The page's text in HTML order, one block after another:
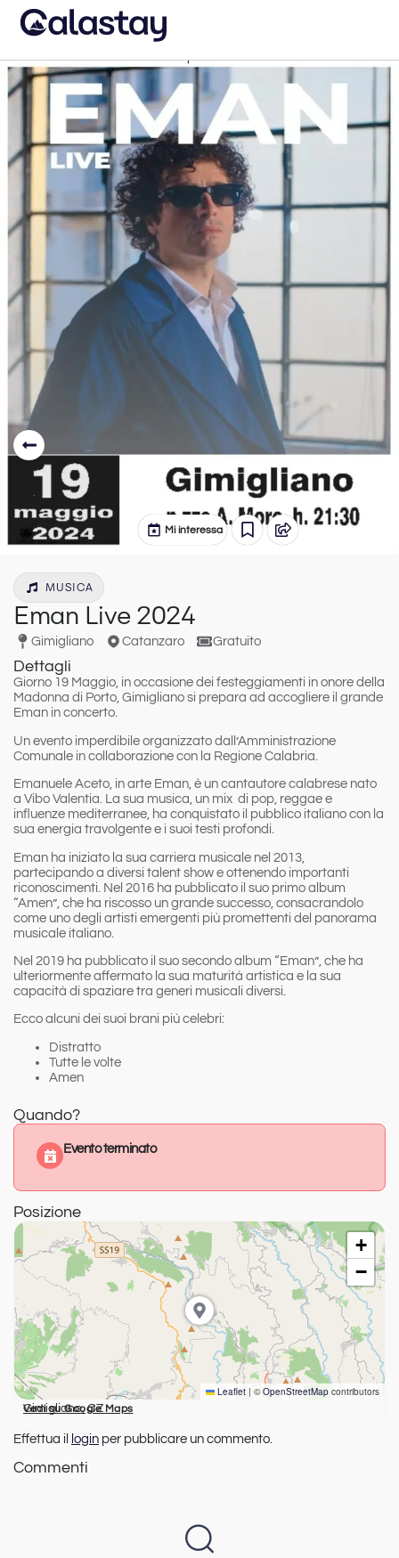
Mi interessa
MUSICA
Eman Live 2024
Gimigliano Catanzaro Gratuito
Dettagli
Giorno 19 Maggio, in occasione dei festeggiamenti in onore della
Madonna di Porto, Gimigliano si prepara ad accogliere il grande
Eman in concerto.
Un evento imperdibile organizzato dall’Amministrazione
Comunale in collaborazione con la Regione Calabria.
Emanuele Aceto, in arte Eman, è un cantautore calabrese nato
a Vibo Valentia. La sua musica, un mix di pop, reggae e
influenze mediterranee, ha conquistato il pubblico italiano con la
sua energia travolgente e i suoi testi profondi.
Eman ha iniziato la sua carriera musicale nel 2013,
partecipando a diversi talent show e ottenendo importanti
riconoscimenti. Nel 2016 ha pubblicato il suo primo album
“Amen” , che ha riscosso un grande successo, consacrandolo
come uno degli artisti emergenti più promettenti del panorama
musicale italiano.
Nel 2019 ha pubblicato il suo secondo album “Eman” , che ha
ulteriormente affermato la sua maturità artistica e la sua
capacità di spaziare tra generi musicali diversi.
Ecco alcuni dei suoi brani più celebri:
Distratto
Tutte le volte
Amen
Quando?
Evento terminato
Posizione
+
−
Leaflet | ©OpenStreetMap contributors
Gimigliano, CZ
Vedi su Google Maps
Effettua il login per pubblicare un commento.
Commenti